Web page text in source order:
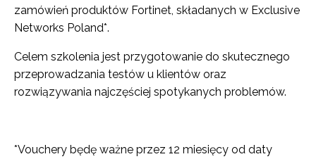
zamówień produktów Fortinet, składanych w Exclusive
Networks Poland*.
Celem szkolenia jest przygotowanie do skutecznego
przeprowadzania testów u klientów oraz
rozwiązywania najczęściej spotykanych problemów.
*Vouchery będę ważne przez 12 miesięcy od daty